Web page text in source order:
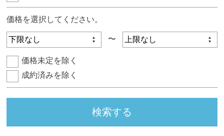
価格を選択してください。
〜
価格未定を除く
成約済みを除く